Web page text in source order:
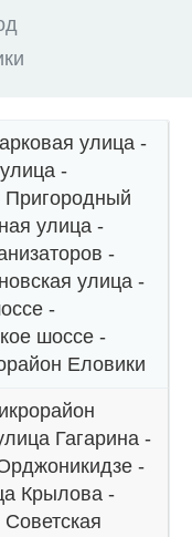
улица -
-
Пригородный
улица -
-
улица -
-
шоссе -
Еловики
Гагарина -
-
Крылова -